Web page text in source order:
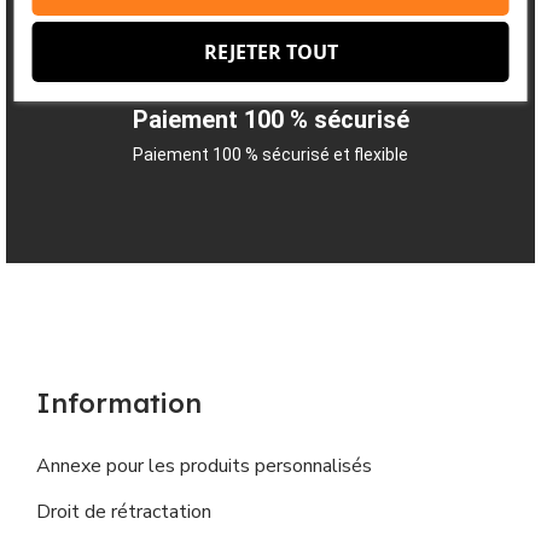
Paiement 100 % sécurisé
Paiement 100 % sécurisé et flexible
REJETER TOUT
Information
Annexe pour les produits personnalisés
Droit de rétractation